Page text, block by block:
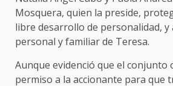
Mosquera, quien la preside,
libre desarrollo de personalidad, y
personal y familiar de Teresa.
Aunque evidenció que el conjunto
permiso a la accionante para que